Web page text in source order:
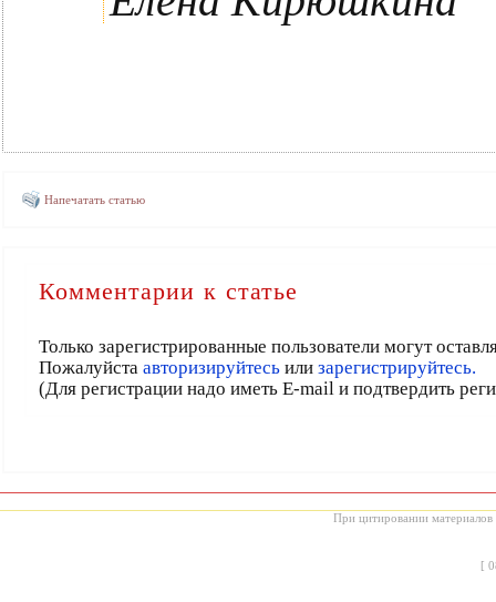
Напечатать статью
Комментарии к статье
Только зарегистрированные пользователи могут
Пожалуйста авторизируйтесьили зарегистрируйтесь.
(Для регистрации надо иметь E-mail и подтвердить
При цитировании материалов
[